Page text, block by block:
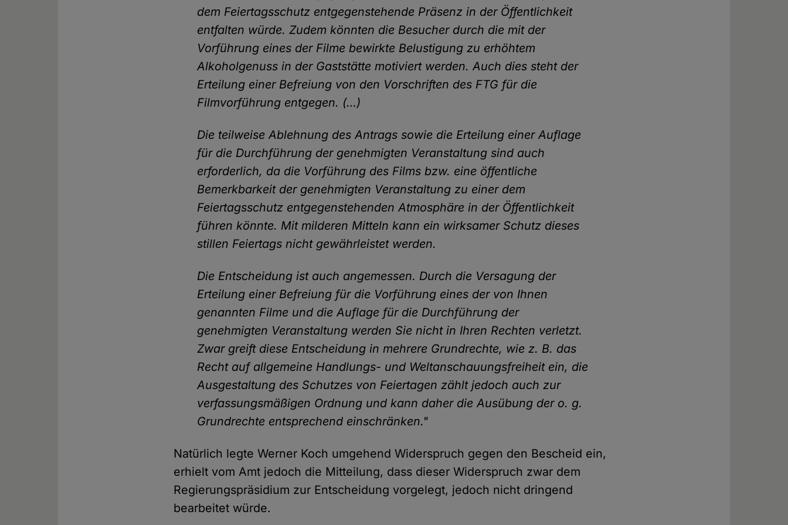
dem Feiertagsschutz entgegenstehende Präsenz in der Öffentlichkeit
entfalten würde. Zudem könnten die Besucher durch die mit der
Vorführung eines der Filme bewirkte Belustigung zu erhöhtem
Alkoholgenuss in der Gaststätte motiviert werden. Auch dies steht der
Erteilung einer Befreiung von den Vorschriften des FTG für die
Filmvorführung entgegen. (…)
Die teilweise Ablehnung des Antrags sowie die Erteilung einer Auflage
für die Durchführung der genehmigten Veranstaltung sind auch
erforderlich, da die Vorführung des Films bzw. eine öffentliche
Bemerkbarkeit der genehmigten Veranstaltung zu einer dem
Feiertagsschutz entgegenstehenden Atmosphäre in der Öffentlichkeit
führen könnte. Mit milderen Mitteln kann ein wirksamer Schutz dieses
stillen Feiertags nicht gewährleistet werden.
Die Entscheidung ist auch angemessen. Durch die Versagung der
Erteilung einer Befreiung für die Vorführung eines der von Ihnen
genannten Filme und die Auflage für die Durchführung der
genehmigten Veranstaltung werden Sie nicht in Ihren Rechten verletzt.
Zwar greift diese Entscheidung in mehrere Grundrechte, wie z. B. das
Recht auf allgemeine Handlungs- und Weltanschauungsfreiheit ein, die
Ausgestaltung des Schutzes von Feiertagen zählt jedoch auch zur
verfassungsmäßigen Ordnung und kann daher die Ausübung der o. g.
Grundrechte entsprechend einschränken."
Natürlich legte Werner Koch umgehend Widerspruch gegen den Bescheid ein,
erhielt vom Amt jedoch die Mitteilung, dass dieser Widerspruch zwar dem
Regierungspräsidium zur Entscheidung vorgelegt, jedoch nicht dringend
bearbeitet würde.